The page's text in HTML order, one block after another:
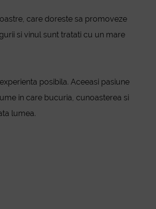
care doreste sa promoveze
si vinul sunt tratati cu un mare
posibila. Aceeasi pasiune
in care bucuria, cunoasterea si
lumea.